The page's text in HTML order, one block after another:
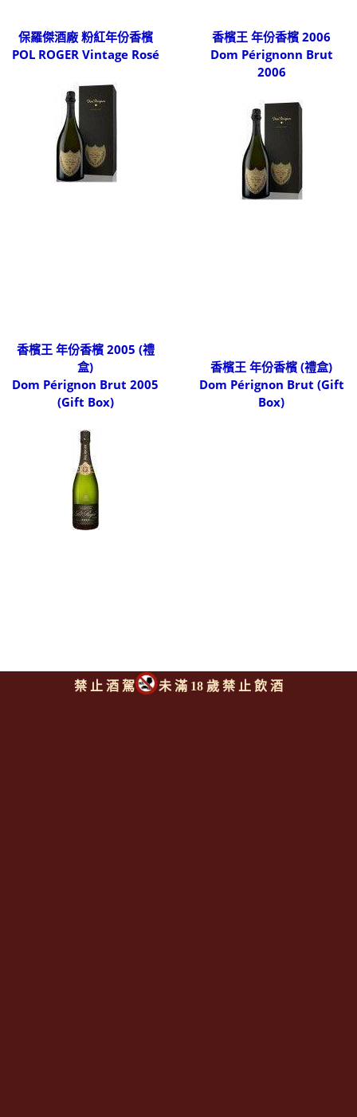
保羅傑酒廠 粉紅年份香檳
POL ROGER Vintage Rosé
香檳王 年份香檳 2006
Dom Pérignonn Brut
2006
香檳王 年份香檳 2005 (禮
盒)
Dom Pérignon Brut 2005
(Gift Box)
香檳王 年份香檳 (禮盒)
Dom Pérignon Brut (Gift
Box)
保羅傑酒廠 年份香檳
禁 止 酒 駕 未 滿 18 歲 禁 止 飲 酒